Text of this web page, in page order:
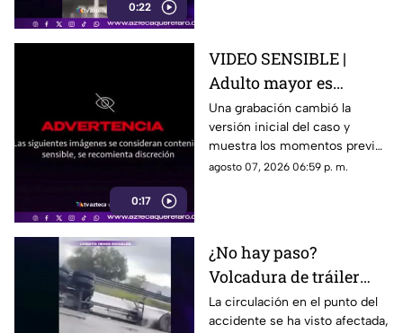
0:22
0:17
VIDEO SENSIBLE |
Adulto mayor es
atropell4do por tráiler;
fue empujado antes de
m0rir
Una grabación cambió la
versión inicial del caso y
muestra los momentos previos
al atropellamiento ocurrido en
agosto 07, 2026 06:59 p. m.
¿No hay paso?
Volcadura de tráiler
colapsa este punto de la
carretera 57
La circulación en el punto del
accidente se ha visto afectada,